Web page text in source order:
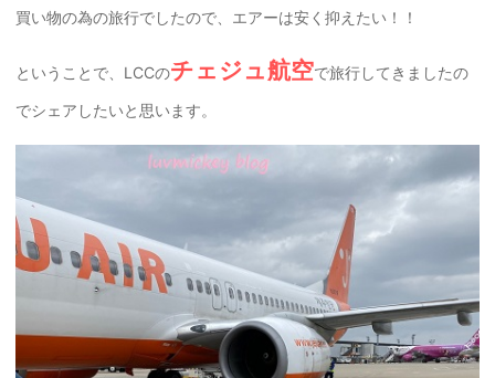
買い物の為の旅行でしたので、エアーは安く抑えたい！！
ということで、LCCのチェジュ航空で旅行してきましたの
でシェアしたいと思います。